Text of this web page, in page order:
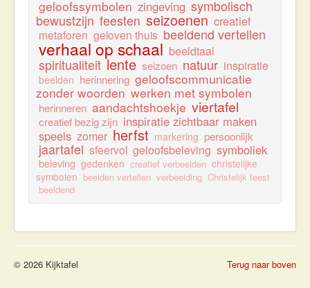
geloofssymbolen zingeving symbolisch
bewustzijn feesten seizoenen creatief
metaforen geloven thuis beeldend vertellen
verhaal op schaal beeldtaal
spiritualiteit lente seizoen natuur inspiratie
beelden herinnering geloofscommunicatie
zonder woorden werken met symbolen
herinneren aandachtshoekje viertafel
creatief bezig zijn inspiratie zichtbaar maken
speels zomer herfst markering persoonlijk
jaartafel sfeervol geloofsbeleving symboliek
beleving gedenken creatief verbeelden christelijke
symbolen beelden vertellen verbeelding Christelijk feest
beeldend
Terug naar boven
© 2026 Kijktafel